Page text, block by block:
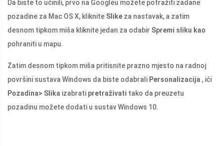
Da biste to učinili, prvo na Googleu možete potražiti zadane
pozadine za Mac OS X, kliknite Slike za nastavak, a zatim
desnom tipkom miša kliknite jedan za odabir Spremi sliku kao
pohraniti u mapu.
Zatim desnom tipkom miša pritisnite prazno mjesto na radnoj
površini sustava Windows da biste odabrali Personalizacija , ići
Pozadina> Slika izabrati pretraživati tako da preuzetu
pozadinu možete dodati u sustav Windows 10.